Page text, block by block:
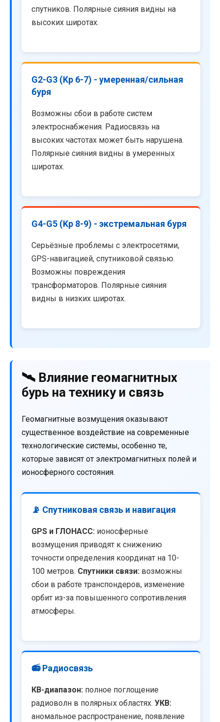
спутников. Полярные сияния видны на
высоких широтах.
G2-G3 (Kp 6-7) - умеренная/сильная
буря
Возможны сбои в работе систем
электроснабжения. Радиосвязь на
высоких частотах может быть нарушена.
Полярные сияния видны в умеренных
широтах.
G4-G5 (Kp 8-9) - экстремальная буря
Серьёзные проблемы с электросетями,
GPS-навигацией, спутниковой связью.
Возможны повреждения
трансформаторов. Полярные сияния
видны в низких широтах.
🛰️ Влияние геомагнитных
бурь на технику и связь
Геомагнитные возмущения оказывают
существенное воздействие на современные
технологические системы, особенно те,
которые зависят от электромагнитных полей и
ионосферного состояния.
📡 Спутниковая связь и навигация
GPS и ГЛОНАСС: ионосферные
возмущения приводят к снижению
точности определения координат на 10-
100 метров. Спутники связи: возможны
сбои в работе транспондеров, изменение
орбит из-за повышенного сопротивления
атмосферы.
📻 Радиосвязь
КВ-диапазон: полное поглощение
радиоволн в полярных областях. УКВ:
аномальное распространение, появление